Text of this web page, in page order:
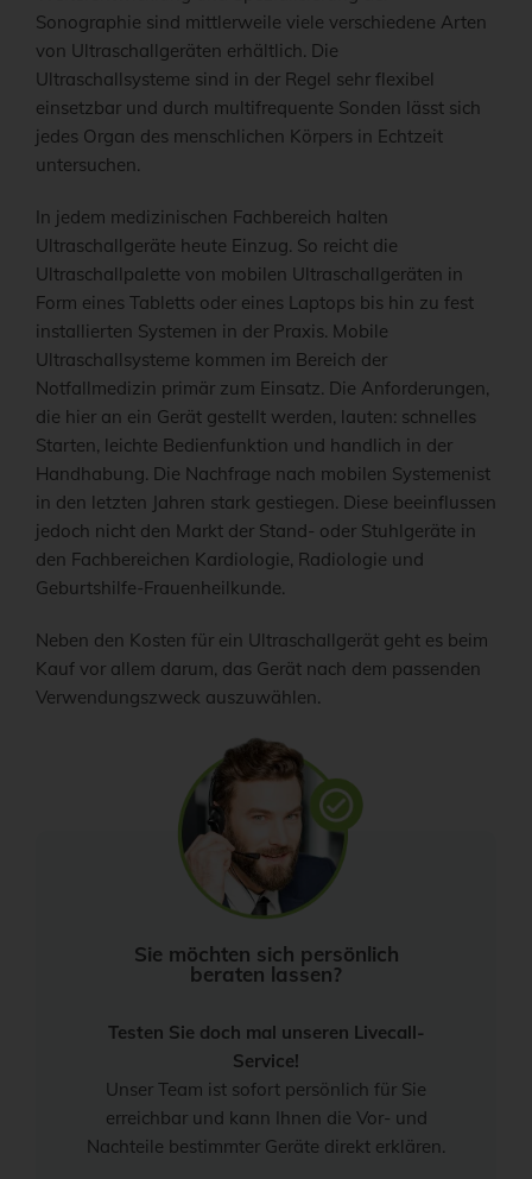
Sonographie sind mittlerweile viele verschiedene Arten
von Ultraschallgeräten erhältlich. Die
Ultraschallsysteme sind in der Regel sehr flexibel
einsetzbar und durch multifrequente Sonden lässt sich
jedes Organ des menschlichen Körpers in Echtzeit
untersuchen.
In jedem medizinischen Fachbereich halten
Ultraschallgeräte heute Einzug. So reicht die
Ultraschallpalette von mobilen Ultraschallgeräten in
Form eines Tabletts oder eines Laptops bis hin zu fest
installierten Systemen in der Praxis. Mobile
Ultraschallsysteme kommen im Bereich der
Notfallmedizin primär zum Einsatz. Die Anforderungen,
die hier an ein Gerät gestellt werden, lauten: schnelles
Starten, leichte Bedienfunktion und handlich in der
Handhabung. Die Nachfrage nach mobilen Systemenist
in den letzten Jahren stark gestiegen. Diese beeinflussen
jedoch nicht den Markt der Stand- oder Stuhlgeräte in
den Fachbereichen Kardiologie, Radiologie und
Geburtshilfe-Frauenheilkunde.
Neben den Kosten für ein Ultraschallgerät geht es beim
Kauf vor allem darum, das Gerät nach dem passenden
Verwendungszweck auszuwählen.
Sie möchten sich persönlich
beraten lassen?
Testen Sie doch mal unseren Livecall-
Service!
Unser Team ist sofort persönlich für Sie
erreichbar und kann Ihnen die Vor- und
Nachteile bestimmter Geräte direkt erklären.